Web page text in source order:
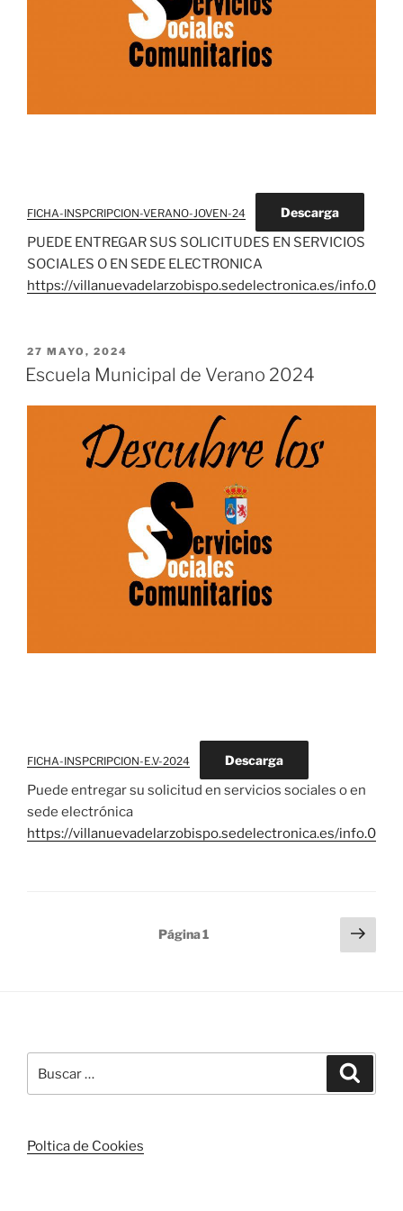
FICHA-INSPCRIPCION-VERANO-JOVEN-24 Descarga
PUEDE ENTREGAR SUS SOLICITUDES EN SERVICIOS
SOCIALES O EN SEDE ELECTRONICA
https://villanuevadelarzobispo.sedelectronica.es/info.0
PUBLICADO
EL
27 MAYO, 2024
Escuela Municipal de Verano 2024
FICHA-INSPCRIPCION-E.V-2024 Descarga
Puede entregar su solicitud en servicios sociales o en
sede electrónica
https://villanuevadelarzobispo.sedelectronica.es/info.0
Página1
por:
Poltica de Cookies